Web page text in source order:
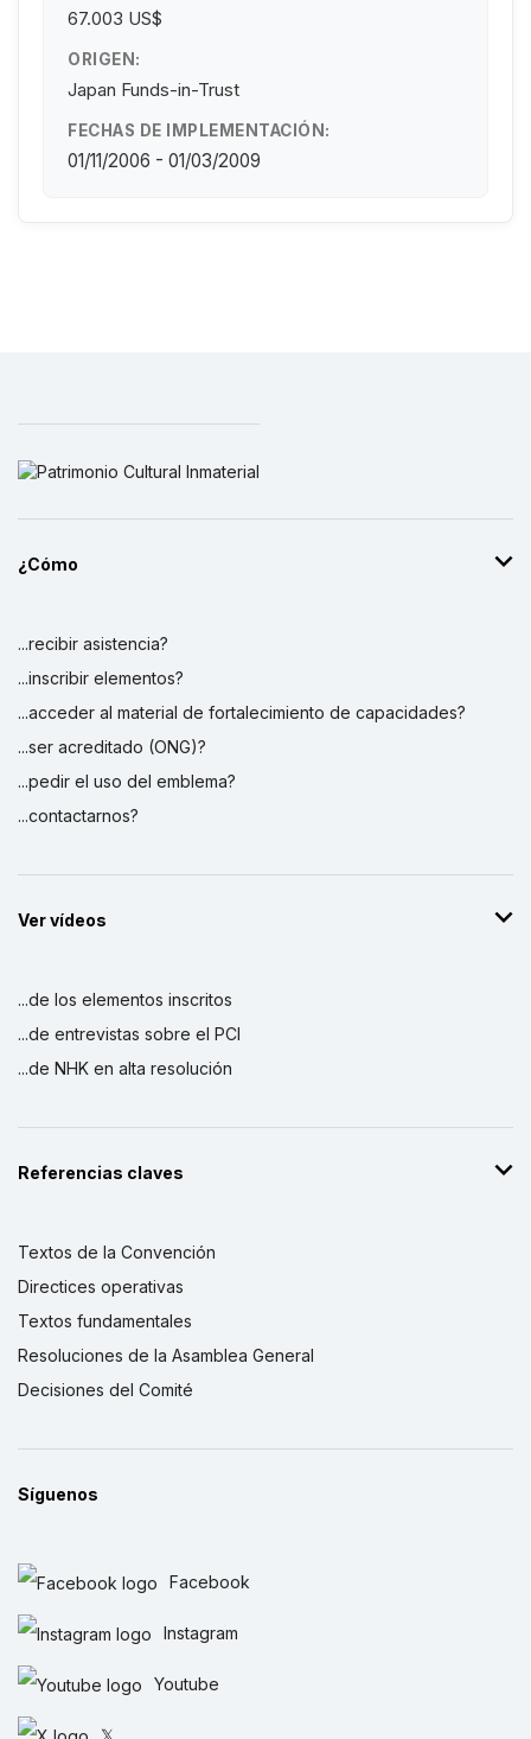
67.003 US$
ORIGEN:
Japan Funds-in-Trust
FECHAS DE IMPLEMENTACIÓN:
01/11/2006 - 01/03/2009
¿Cómo
...recibir asistencia?
...inscribir elementos?
...acceder al material de fortalecimiento de capacidades?
...ser acreditado (ONG)?
...pedir el uso del emblema?
...contactarnos?
Ver vídeos
...de los elementos inscritos
...de entrevistas sobre el PCI
...de NHK en alta resolución
Referencias claves
Textos de la Convención
Directices operativas
Textos fundamentales
Resoluciones de la Asamblea General
Decisiones del Comité
Síguenos
Facebook
Instagram
Youtube
𝕏